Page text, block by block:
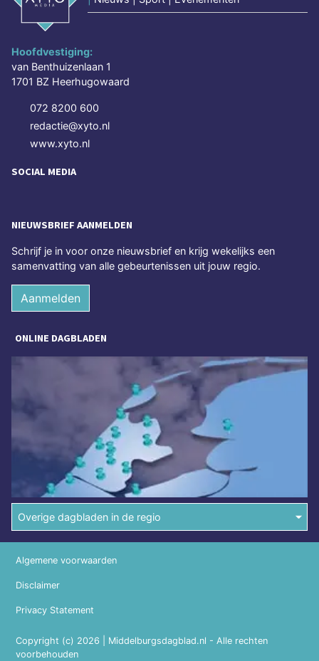
Hoofdvestiging:
van Benthuizenlaan 1
1701 BZ Heerhugowaard
072 8200 600
redactie@xyto.nl
www.xyto.nl
SOCIAL MEDIA
NIEUWSBRIEF AANMELDEN
Schrijf je in voor onze nieuwsbrief en krijg wekelijks een
samenvatting van alle gebeurtenissen uit jouw regio.
Aanmelden
ONLINE DAGBLADEN
Overige dagbladen in de regio
Copyright (c) 2026 | Middelburgsdagblad.nl - Alle rechten
voorbehouden
Algemene voorwaarden
Disclaimer
Privacy Statement